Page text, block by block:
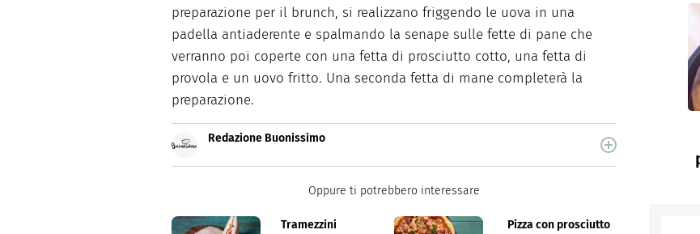
preparazione per il brunch, si realizzano friggendo le uova in una
padella antiaderente e spalmando la senape sulle fette di pane che
verranno poi coperte con una fetta di prosciutto cotto, una fetta di
provola e un uovo fritto. Una seconda fetta di mane completerà la
preparazione.
Redazione Buonissimo
Buonissimo è il magazine di cucina di Italiaonline nel quale trovi idee veloci,
facili e spiegate passo passo.
Oppure ti potrebbero interessare
Tramezzini
Pizza con prosciutto